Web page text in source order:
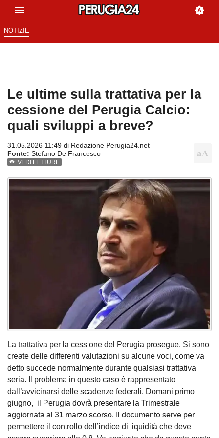
NOTIZIE
Le ultime sulla trattativa per la
cessione del Perugia Calcio:
quali sviluppi a breve?
31.05.2026 11:49 di Redazione Perugia24.net
Fonte: Stefano De Francesco
VEDI LETTURE
La trattativa per la cessione del Perugia prosegue. Si sono
create delle differenti valutazioni su alcune voci, come va
detto succede normalmente durante qualsiasi trattativa
seria. Il problema in questo caso è rappresentato
dall’avvicinarsi delle scadenze federali. Domani primo
giugno, il Perugia dovrà presentare la Trimestrale
aggiornata al 31 marzo scorso. Il documento serve per
permettere il controllo dell’indice di liquidità che deve